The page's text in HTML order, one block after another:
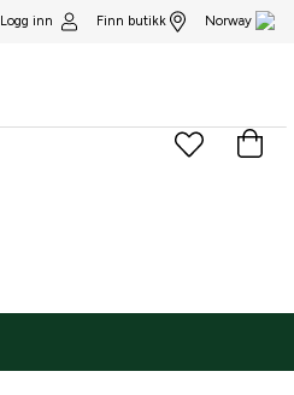
Logg inn Finn butikk Norway